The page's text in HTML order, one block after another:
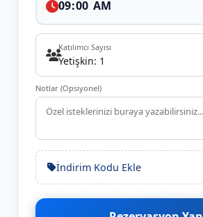
Katılımcı Sayısı
Yetişkin: 1
Notlar (Opsiyonel)
İndirim Kodu Ekle